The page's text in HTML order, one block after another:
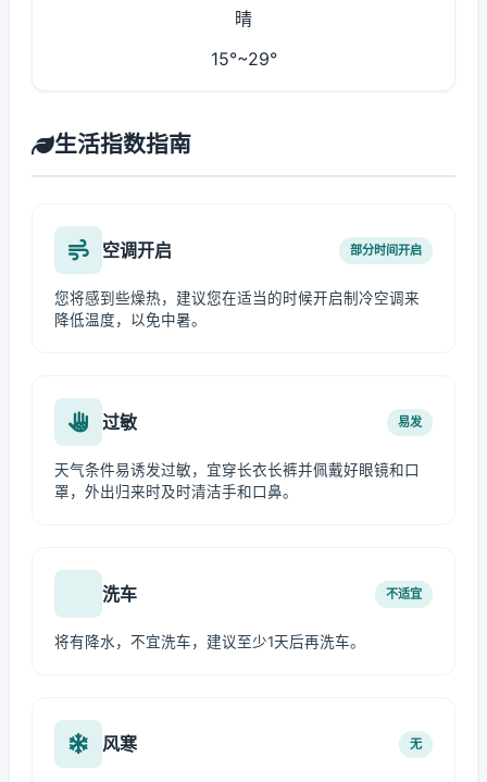
晴
15°~29°
生活指数指南
空调开启 部分时间开启
您将感到些燥热，建议您在适当的时候开启制冷空调来
降低温度，以免中暑。
过敏 易发
天气条件易诱发过敏，宜穿长衣长裤并佩戴好眼镜和口
罩，外出归来时及时清洁手和口鼻。
洗车 不适宜
将有降水，不宜洗车，建议至少1天后再洗车。
风寒 无